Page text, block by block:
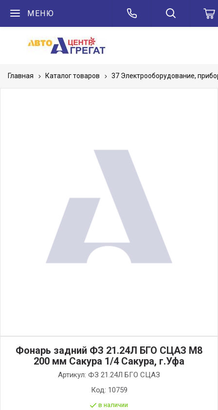
МЕНЮ
Главная Каталог товаров 37 Электрооборудование,
Фонарь задний ФЗ 21.24Л БГО СЦАЗ М8
200 мм Сакура 1/4 Сакура, г.Уфа
Артикул: ФЗ 21.24Л БГО СЦАЗ
Код: 10759
в наличии